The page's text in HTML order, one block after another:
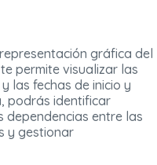
gráfica del
permite visualizar las
las fechas de inicio y
podrás identificar
dependencias entre las
y gestionar